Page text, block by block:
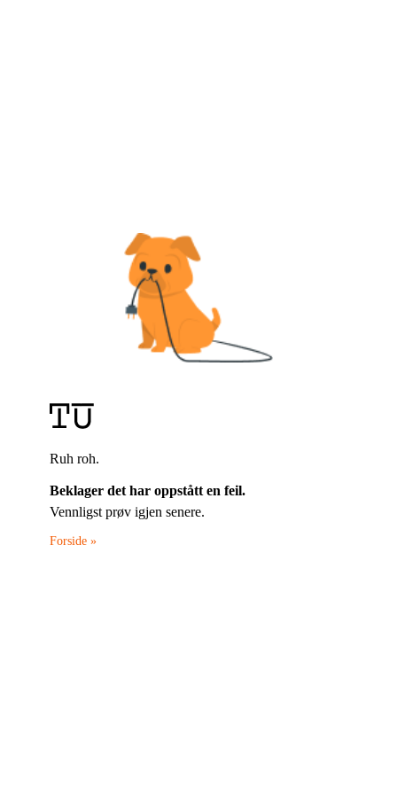
Ruh roh.
Beklager det har oppstått en feil.
Vennligst prøv igjen senere.
Forside »